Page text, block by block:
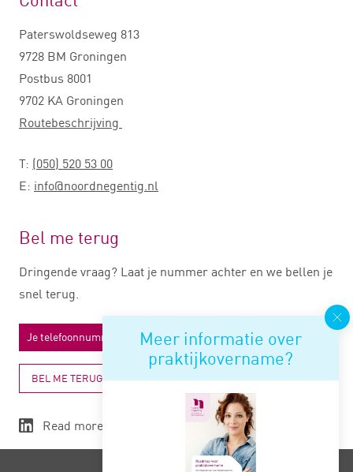
Meer informatie over
praktijkovername?
Paterswoldseweg 813
9728 BM Groningen
Postbus 8001
9702 KA Groningen
Routebeschrijving
T: (050) 520 53 00
E: info@noordnegentig.nl
Bel me terug
Dringende vraag? Laat je nummer achter en we bellen je
snel terug.
BEL ME TERUG
Read more